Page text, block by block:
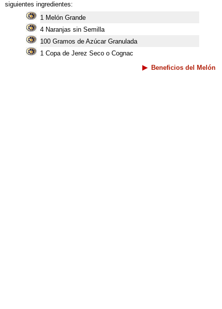
siguientes ingredientes:
1 Melón Grande
4 Naranjas sin Semilla
100 Gramos de Azúcar Granulada
1 Copa de Jerez Seco o Cognac
Beneficios del Melón